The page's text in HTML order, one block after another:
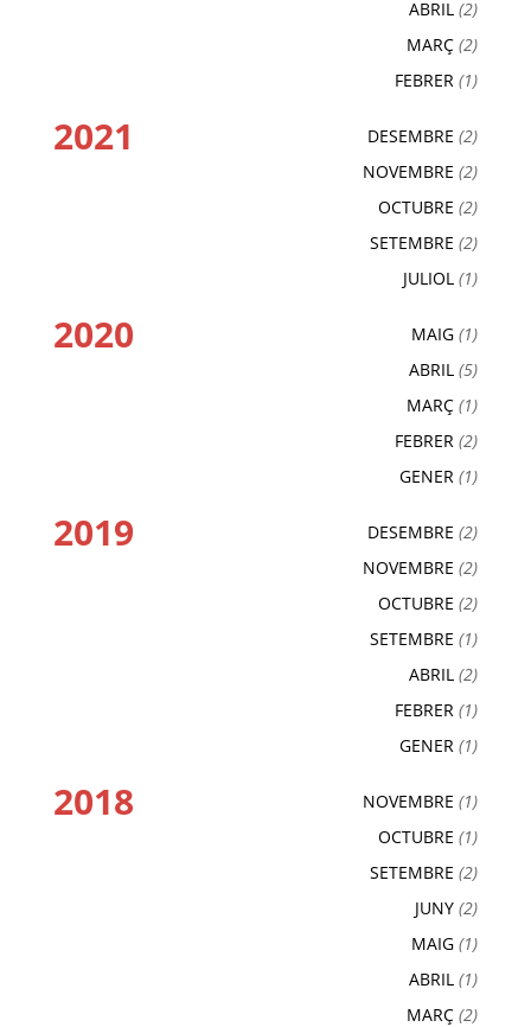
ABRIL (2)
MARÇ (2)
FEBRER (1)
2021 DESEMBRE (2)
NOVEMBRE (2)
OCTUBRE (2)
SETEMBRE (2)
JULIOL (1)
2020 MAIG (1)
ABRIL (5)
MARÇ (1)
FEBRER (2)
GENER (1)
2019 DESEMBRE (2)
NOVEMBRE (2)
OCTUBRE (2)
SETEMBRE (1)
ABRIL (2)
FEBRER (1)
GENER (1)
2018 NOVEMBRE (1)
OCTUBRE (1)
SETEMBRE (2)
JUNY (2)
MAIG (1)
ABRIL (1)
MARÇ (2)